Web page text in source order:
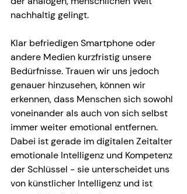
nachhaltig gelingt.
Klar befriedigen Smartphone oder
andere Medien kurzfristig unsere
Bedürfnisse. Trauen wir uns jedoch
genauer hinzusehen, können wir
erkennen, dass Menschen sich sowohl
voneinander als auch von sich selbst
immer weiter emotional entfernen.
Dabei ist gerade im digitalen Zeitalter
emotionale Intelligenz und Kompetenz
der Schlüssel - sie unterscheidet uns
von künstlicher Intelligenz und ist